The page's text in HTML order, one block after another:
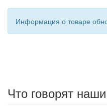
Информация о товаре
Что говорят